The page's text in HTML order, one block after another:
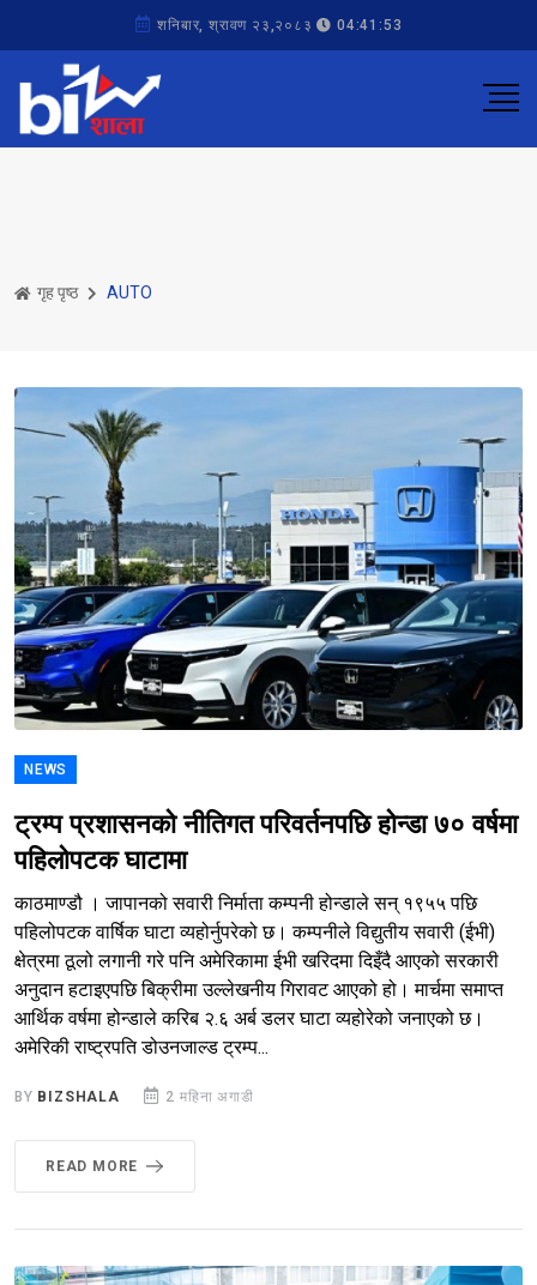
शनिबार, श्रावण २३,२०८३ 04:41:53
गृह पृष्ठ AUTO
NEWS
ट्रम्प प्रशासनको नीतिगत परिवर्तनपछि होन्डा ७० वर्षमा
पहिलोपटक घाटामा
काठमाण्डौ । जापानको सवारी निर्माता कम्पनी होन्डाले सन् १९५५ पछि
पहिलोपटक वार्षिक घाटा व्यहोर्नुपरेको छ। कम्पनीले विद्युतीय सवारी (ईभी)
क्षेत्रमा ठूलो लगानी गरे पनि अमेरिकामा ईभी खरिदमा दिइँदै आएको सरकारी
अनुदान हटाइएपछि बिक्रीमा उल्लेखनीय गिरावट आएको हो। मार्चमा समाप्त
आर्थिक वर्षमा होन्डाले करिब २.६ अर्ब डलर घाटा व्यहोरेको जनाएको छ।
अमेरिकी राष्ट्रपति डोउनजाल्ड ट्रम्प...
BY BIZSHALA 2 महिना अगाडी
READ MORE